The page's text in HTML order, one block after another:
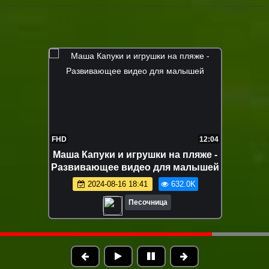
FHD 17:30
Песочница для малышей — Куклы
лепят куличики из разноцветных
формочек — Развивающее видео
для детей
2024-08-16 18:40 495.6K
Песочница